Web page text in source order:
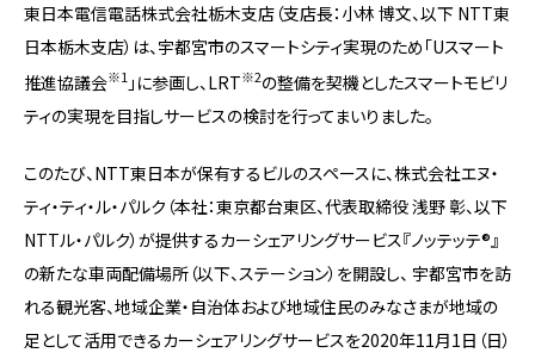
東日本電信電話株式会社栃木支店（支店長：小林 博文、以下 NTT東
日本栃木支店）は、宇都宮市のスマートシティ実現のため「Uスマート
推進協議会※1 」に参画し、LRT※2の整備を契機としたスマートモビリ
ティの実現を目指しサービスの検討を行ってまいりました。
このたび、NTT東日本が保有するビルのスペースに、株式会社エヌ・
ティ・ティ・ル・パルク（本社：東京都台東区、代表取締役 浅野 彰、以下
NTTル・パルク）が提供するカーシェアリングサービス『ノッテッテ®』
の新たな車両配備場所（以下、ステーション）を開設し、 宇都宮市を訪
れる観光客、地域企業・自治体および地域住民のみなさまが地域の
足として活用できるカーシェアリングサービスを2020年11月1日（日）